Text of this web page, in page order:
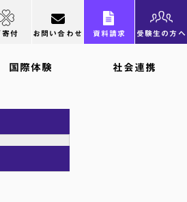
寄付 お問い合わせ 資料請求 受験生の方へ
国際体験 社会連携